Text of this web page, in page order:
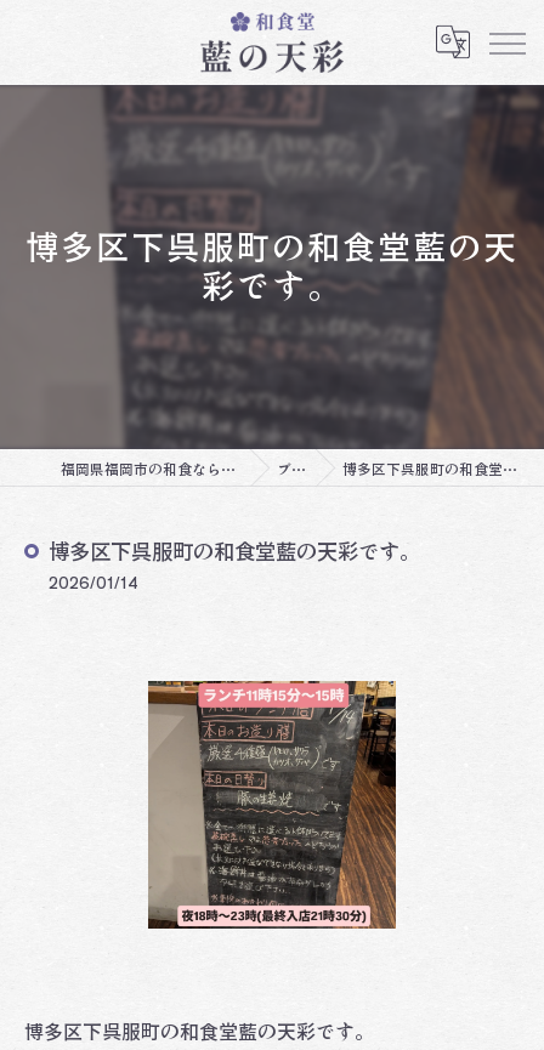
博多区下呉服町の和食堂藍の天
彩です。
福岡県福岡市の和食なら和食堂 藍の天彩 ブログ 博多区下呉服町の和食堂藍の天彩です。
博多区下呉服町の和食堂藍の天彩です。
2026/01/14
博多区下呉服町の和食堂藍の天彩です。